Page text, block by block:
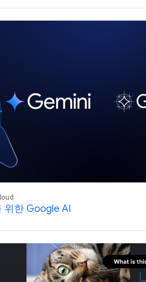
위한 Google AI